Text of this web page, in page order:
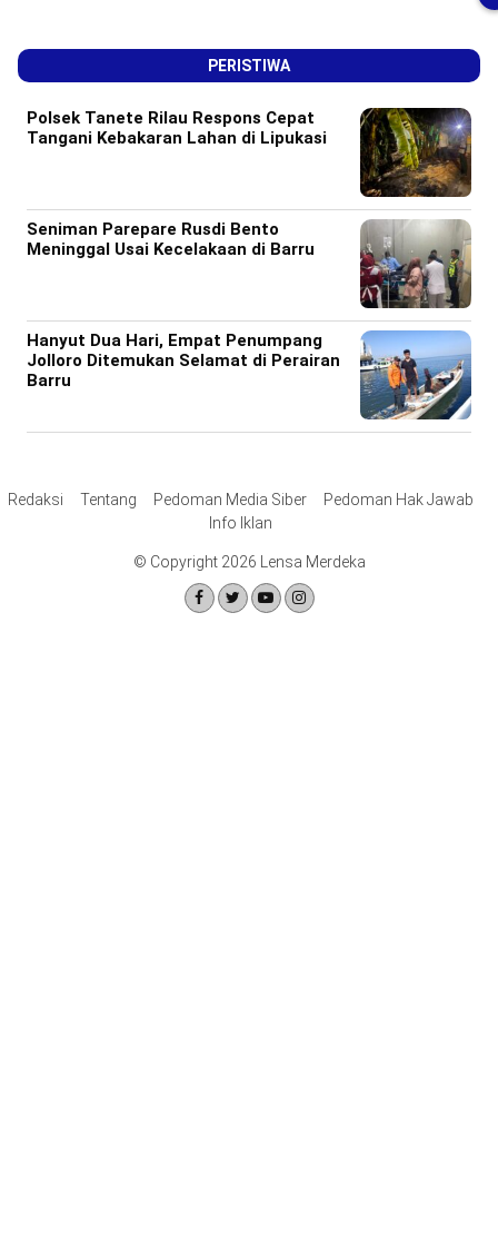
PERISTIWA
Polsek Tanete Rilau Respons Cepat
Tangani Kebakaran Lahan di Lipukasi
Seniman Parepare Rusdi Bento
Meninggal Usai Kecelakaan di Barru
Hanyut Dua Hari, Empat Penumpang
Jolloro Ditemukan Selamat di Perairan
Barru
Redaksi Tentang Pedoman Media Siber
Pedoman Hak Jawab
Info Iklan
© Copyright 2026 Lensa Merdeka